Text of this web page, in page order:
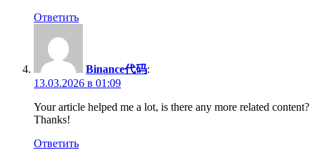
Ответить
Binance代码:
13.03.2026 в 01:09
Your article helped me a lot, is there any more related content?
Thanks!
Ответить